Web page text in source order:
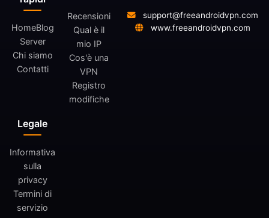
HomeBlog
Server
Chi siamo
Contatti
Recensioni
Qual è il
mio IP
Cos'è una
VPN
Registro
modifiche
Legale
Informativa
sulla
privacy
Termini di
servizio
support@freeandroidvpn.com
www.freeandroidvpn.com